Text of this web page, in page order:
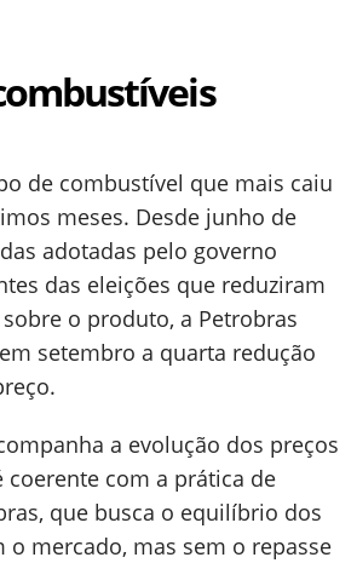
de combustível que mais caiu
meses. Desde junho de
adotadas pelo governo
das eleições que reduziram
o produto, a Petrobras
setembro a quarta redução
a evolução dos preços
coerente com a prática de
que busca o equilíbrio dos
o mercado, mas sem o repasse